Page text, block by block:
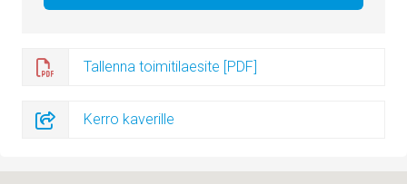
Tallenna toimitilaesite [PDF]
Kerro kaverille